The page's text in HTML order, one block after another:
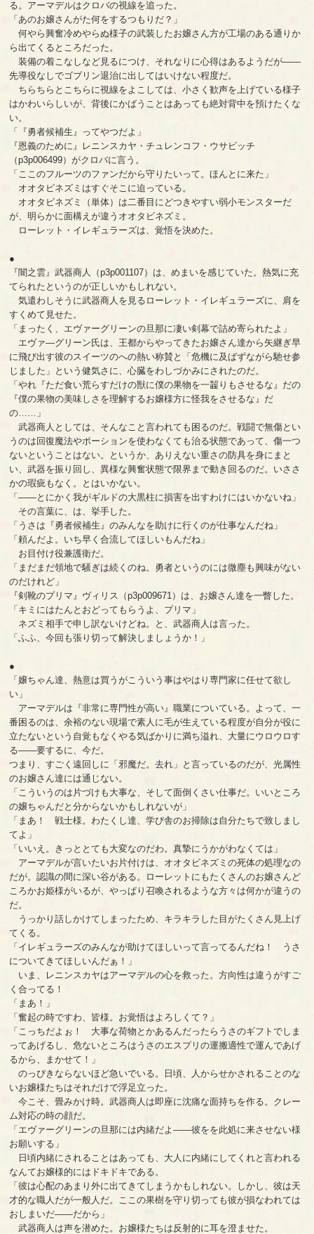
る。アーマデルはクロバの視線を追った。
「あのお嬢さんがた何をするつもりだ？」
何やら興奮冷めやらぬ様子の武装したお嬢さん方が工場のある通りか
ら出てくるところだった。
装備の着こなしなど見るにつけ、それなりに心得はあるようだが――
先導役なしでゴブリン退治に出してはいけない程度だ。
ちらちらとこちらに視線をよこしては、小さく歓声を上げている様子
はかわいらしいが、背後にかばうことはあっても絶対背中を預けたくな
い。
「『勇者候補生』ってやつだよ」
『恩義のために』レニンスカヤ・チュレンコフ・ウサビッチ
（p3p006499）がクロバに言う。
「ここのフルーツのファンだから守りたいって。ほんとに来た」
オオタビネズミはすぐそこに迫っている。
オオタビネズミ（単体）は二番目にどつきやすい弱小モンスターだ
が、明らかに面構えが違うオオタビネズミ。
ローレット・イレギュラーズは、覚悟を決めた。
●
『闇之雲』武器商人（p3p001107）は、めまいを感じていた。熱気に充
てられたというのが正しいかもしれない。
気遣わしそうに武器商人を見るローレット・イレギュラーズに、肩を
すくめて見せた。
「まったく、エヴァーグリーンの旦那に凄い剣幕で詰め寄られたよ」
エヴァ―グリーン氏は、王都からやってきたお嬢さん達から矢継ぎ早
に飛び出す彼のスイーツのへの熱い称賛と「危機に及ばずながら馳せ参
じました」という健気さに、心臓をわしづかみにされたのだ。
「やれ『ただ食い荒らすだけの獣に僕の果物を一齧りもさせるな』だの
『僕の果物の美味しさを理解するお嬢様方に怪我をさせるな』だ
の……」
武器商人としては、そんなこと言われても困るのだ。戦闘で無傷とい
うのは回復魔法やポーションを使わなくても治る状態であって、傷一つ
ないということはない。というか、ありえない重さの防具を身にまと
い、武器を振り回し、異様な興奮状態で限界まで動き回るのだ。いささ
かの瑕疵もなく。とはいかない。
「――とにかく我がギルドの大黒柱に損害を出すわけにはいかないね」
その言葉に、は、挙手した。
「うさは『勇者候補生』のみんなを助けに行くのが仕事なんだね」
「頼んだよ。いち早く合流してほしいもんだね」
お目付け役兼護衛だ。
「まだまだ領地で騒ぎは続くのね。勇者というのには微塵も興味がない
のだけれど」
『剣靴のプリマ』ヴィリス（p3p009671）は、お嬢さん達を一瞥した。
「キミにはたんとおどってもらうよ、プリマ」
ネズミ相手で申し訳ないけどね。と、武器商人は言った。
「ふふ、今回も張り切って解決しましょうか！」
●
「嬢ちゃん達、熱意は買うがこういう事はやはり専門家に任せて欲し
い」
アーマデルは『非常に専門性が高い』職業についている。よって、一
番困るのは、余裕のない現場で素人に毛が生えている程度が自分が役に
立たないという自覚もなくやる気ばかりに満ち溢れ、大量にウロウロす
る――要するに、今だ。
つまり、すごく遠回しに「邪魔だ。去れ」と言っているのだが、光属性
のお嬢さん達には通じない。
「こういうのは片づけも大事な、そして面倒くさい仕事だ。いいところ
の嬢ちゃんだと分からないかもしれないが」
「まあ！ 戦士様。わたくし達、学び舎のお掃除は自分たちで致しまし
てよ」
「いいえ。きっととても大変なのだわ。真摯にうかがわなくては」
アーマデルが言いたいお片付けは、オオタビネズミの死体の処理なの
だが。認識の間に深い谷がある。ローレットにもたくさんのお嬢さんど
ころかお姫様がいるが、やっぱり召喚されるような方々は何かが違うの
だ。
うっかり話しかけてしまったため、キラキラした目がたくさん見上げ
てくる。
「イレギュラーズのみんなが助けてほしいって言ってるんだね！ うさ
についてきてほしいんだぁ！」
いま、レニンスカヤはアーマデルの心を救った。方向性は違うがすご
く合ってる！
「まあ！」
「奮起の時ですわ、皆様。お覚悟はよろしくて？」
「こっちだよぉ！ 大事な荷物とかあるんだったらうさのギフトでしま
ってあげるし、危ないところはうさのエスプリの運搬適性で運んであげ
るから、まかせて！」
のっぴきならないほど急いでいる。日頃、人からせかされることのな
いお嬢様たちはそれだけで浮足立った。
今こそ、畳みかけ時。武器商人は即座に沈痛な面持ちを作る。クレー
ム対応の時の顔だ。
「エヴァーグリーンの旦那には内緒だよ――彼をを此処に来させない様
お願いする」
日頃内緒にされることはあっても、大人に内緒にしてくれと言われる
なんてお嬢様的にはドキドキである。
「彼は心配のあまり外に出てきてしまうかもしれない。しかし、彼は天
才的な職人だが一般人だ。ここの果樹を守り切っても彼が損なわれては
おしまいだ――だから」
武器商人は声を潜めた。お嬢様たちは反射的に耳を澄ませた。